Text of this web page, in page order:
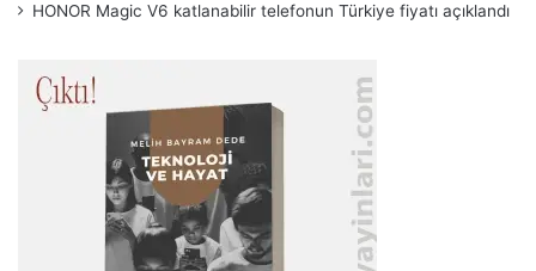
HONOR Magic V6 katlanabilir telefonun Türkiye fiyatı açıklandı